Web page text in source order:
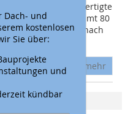
Dach- und
kostenlosen
Sie über:
und
kündbar
aus Ebersburg fertigte
insgesamt 80
diese nach
sie dort auf....
mehr